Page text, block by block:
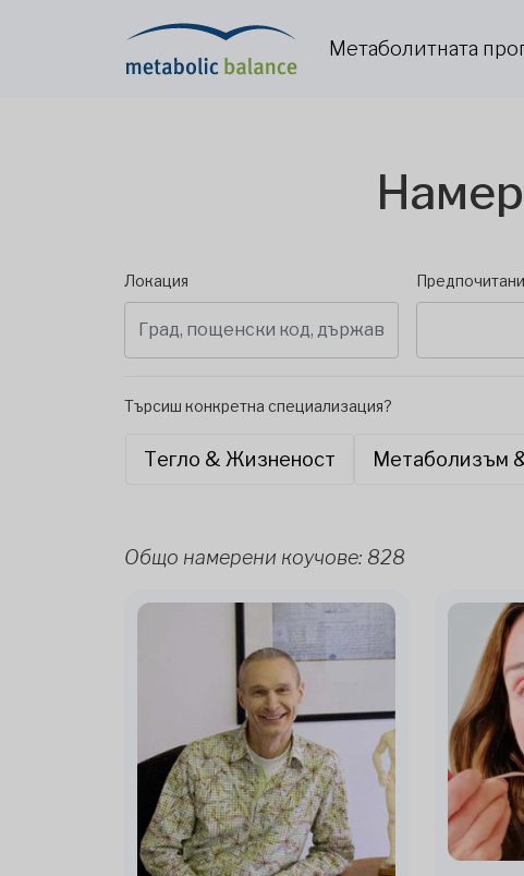
Метаболитната
Локация
Търсиш конкретна специализация?
Тегло & Жизненост Метаболизъм
Общо намерени коучове: 828